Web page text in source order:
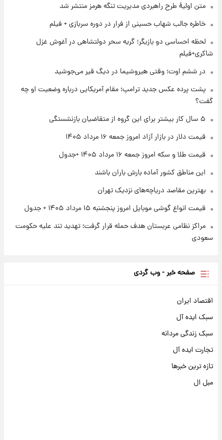
جزئیات فعال‌سازی «کیف پول ایران» اعلام
شد+فیلم
۱ روز پیش
امروز پنجشنبه ۱۵ مرداد ۱۴۰۵ +جدول
۱ روز پیش
۱ روز پیش
شد
متن اولیۀ طرح راهبردی مدیریت تنگه هرمز منتشر شد
خاطره جالب شهاب حسینی از فرار در دوره سربازی + فیلم
لحظه احساسی دو بازیگر؛ گریه سحر دولتشاهی در آغوش غزل
شاکری+فیلم
در ششم اوت؛ وقتی هیروشیما در دیگ قیر می‌جوشید
پشت پرده عکس جدید ترامپ؛ مقام آمریکایی درباره وضعیت او چه
گفت؟
۵ سال کار بیشتر برای این گروه از متقاضیان بازنشستگی
قیمت دلار در بازار آزاد امروز جمعه ۱۶ مرداد ۱۴۰۵
قیمت طلا و سکه امروز جمعه ۱۶ مرداد ۱۴۰۵ +جدول
این مناطق کشور آماده بارش باران باشند
بهترین مقاصد دریاچه‌های نزدیک تهران
قیمت انواع گوشی موبایل امروز پنجشنبه ۱۵ مرداد ۱۴۰۵ + جدول
مراکز نظامی عربستان هدف حمله قرار گرفت؛ تهدید تند علیه حکومت
سعودی
صفحه خبر - وب گردی
اقتصاد ایران
سبک ایده آل
سبک زندگی مردانه
تجارت ایده آل
تازه ترین خبرها
مبل ال